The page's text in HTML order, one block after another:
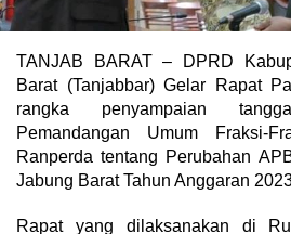
TANJAB BARAT – DPRD
Barat (Tanjabbar) Gelar Rapat
rangka penyampaian
Pemandangan Umum Fraksi-
Ranperda tentang Perubahan
Jabung Barat Tahun Anggaran
Rapat yang dilaksanakan di